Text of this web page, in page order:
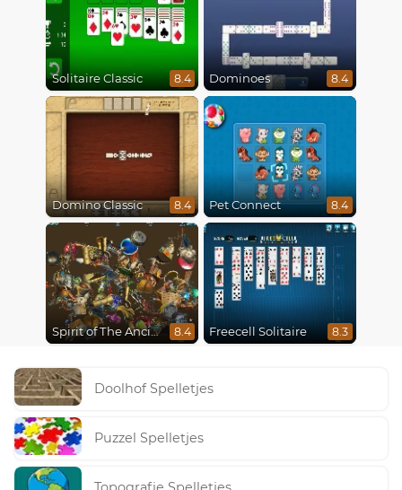
Solitaire Classic 8.4 Dominoes 8.4
Domino Classic 8.4 Pet Connect 8.4
Spirit of The Ancient Forest 8.4 Freecell Solitaire 8.3
Doolhof Spelletjes
Puzzel Spelletjes